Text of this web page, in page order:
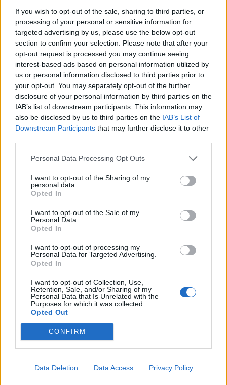
If you wish to opt-out of the sale, sharing to third parties, or
processing of your personal or sensitive information for
targeted advertising by us, please use the below opt-out
section to confirm your selection. Please note that after your
opt-out request is processed you may continue seeing
interest-based ads based on personal information utilized by
us or personal information disclosed to third parties prior to
your opt-out. You may separately opt-out of the further
disclosure of your personal information by third parties on the
IAB’s list of downstream participants. This information may
also be disclosed by us to third parties on the IAB’s List of
Downstream Participants that may further disclose it to other
Personal Data Processing Opt Outs
I want to opt-out of the Sharing of my
personal data.
Opted In
I want to opt-out of the Sale of my
Personal Data.
Opted In
I want to opt-out of processing my
Personal Data for Targeted Advertising.
Opted In
I want to opt-out of Collection, Use,
Retention, Sale, and/or Sharing of my
Personal Data that Is Unrelated with the
Purposes for which it was collected.
Opted Out
CONFIRM
Data Deletion Data Access Privacy Policy
le lusinghe del Portogallo per aspettare la chiamata della
Francia.
Un’annata da record e l’investitura di
Thierry Henry
L’impatto del diciottenne francese con il calcio
d’oltremanica è stato a dir poco devastante, spiegando
ampiamente i fari dei top club puntati su di lui.Acquistato
dal Lorient per una cifra vicina ai 10 milioni di sterline, il
gioiello transalpino ha ripagato la fiducia del
Bournemouth blindando il proprio futuro fino al 2030
e, soprattutto, riscrivendo la storia del campionato
teenager all’anno del debutto in Premier League.
Prestazioni d’alta scuola che non sono passate
inosservate, guadagnandogli persino l’investitura
ufficiale di un mito come Thierry Henry
Gunners
ne ha esaltato a più riprese il talento
cristallino e la straordinaria determinazione, confessando
un retroscena: lo avrebbe aggregato volentieri alla propria
verticale che ha sfiorato persino la clamorosa chiamata al
Mondiale con la selezione maggiore; nonostante
all’ultimo secondo in un colpo di teatro da parte del CT
Didier Deschamps.
Ora il Bournemouth si gode il proprio tesoro, consapevole
però che l’estate alle porte si preannuncia rovente: le
grandi potenze del calcio europeo sono pronte a darsi
battaglia in un’asta multimilionaria.